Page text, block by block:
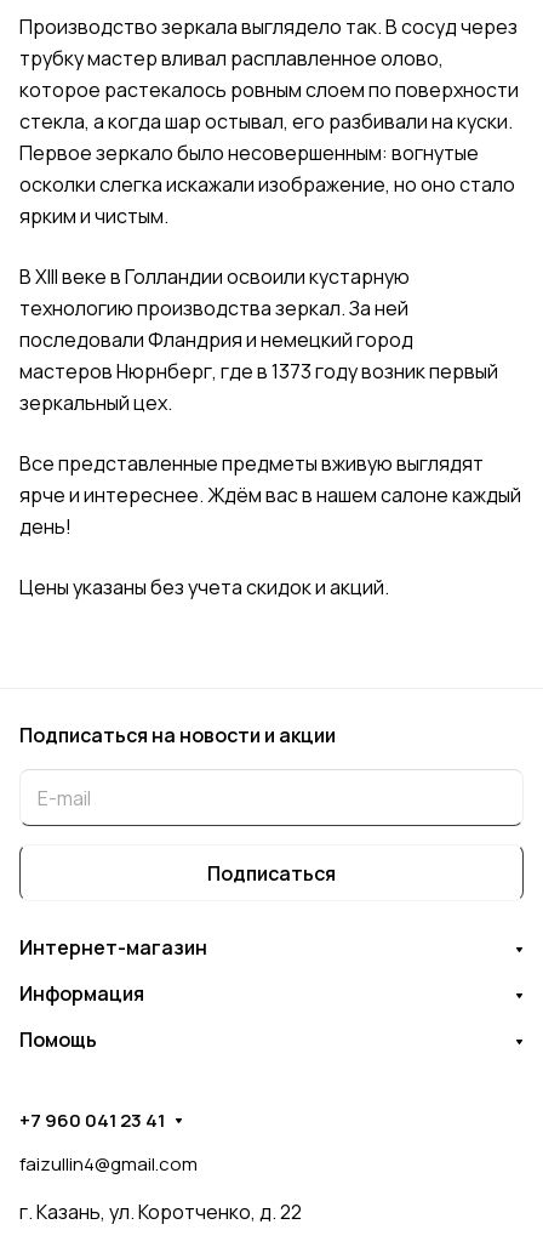
Производство зеркала выглядело так. В сосуд через
трубку мастер вливал расплавленное олово,
которое растекалось ровным слоем по поверхности
стекла, а когда шар остывал, его разбивали на куски.
Первое зеркало было несовершенным: вогнутые
осколки слегка искажали изображение, но оно стало
ярким и чистым.
В XIII веке вГолландииосвоили кустарную
технологию производства зеркал. За ней
последовалиФландрияи немецкий город
мастеровНюрнберг, где в 1373 году возник первый
зеркальный цех.
Все представленные предметы вживую выглядят
ярче и интереснее. Ждём вас в нашем салоне каждый
день!
Цены указаны без учета скидок и акций.
Подписаться на новости и акции
Подписаться
Интернет-магазин
Информация
Помощь
+7 960 041 23 41
faizullin4@gmail.com
г. Казань, ул. Коротченко, д. 22